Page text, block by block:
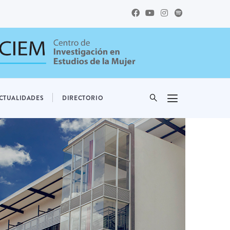
DIRECTORIO